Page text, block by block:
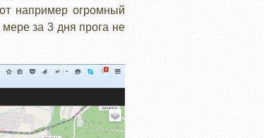
например огромный
за 3 дня прога не